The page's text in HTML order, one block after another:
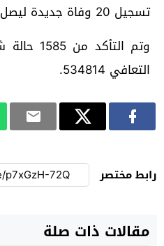
تسجيل 20 وفاة جديدة ليصل العدد إلى 9486.
وتم
التعافي 534814.
رابط مختصر
مقالات ذات صلة